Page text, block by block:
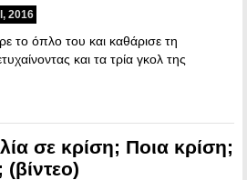
2016
το όπλο του και καθάρισε τη
και τα τρία γκολ της
σε κρίση; Ποια κρίση;